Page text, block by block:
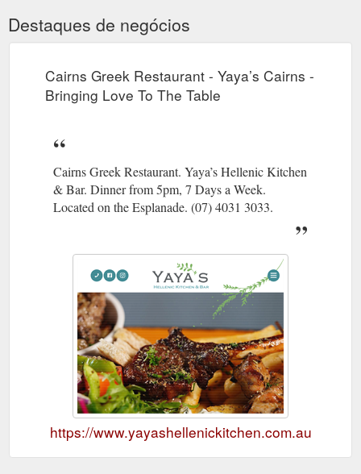
Destaques de negócios
Cairns Greek Restaurant - Yaya’s Cairns -
Bringing Love To The Table
Cairns Greek Restaurant. Yaya’s Hellenic Kitchen
& Bar. Dinner from 5pm, 7 Days a Week.
Located on the Esplanade. (07) 4031 3033.
https://www.yayashellenickitchen.com.au